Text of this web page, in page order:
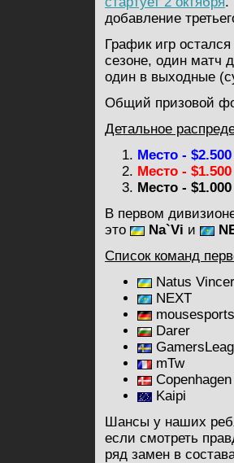
добавление
График игр
сезоне, один матч
один в выходные
Общий призовой
Детальное
Место - $2.500
Место - $1.500
Место - $1.000
В первом
это
Na`Vi и
Список команд
Natus
NEXT
mousesports
Darer
mTw
Kaipi
Шансы у наших
если смотреть
ряд замен в